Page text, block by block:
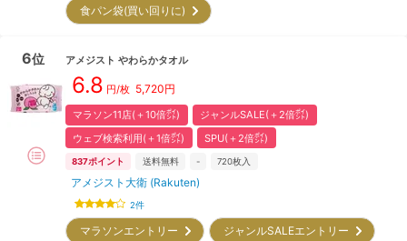
食パン袋(買い回りに)
6位 アメジスト やわらかタオル
6.8 円/枚 5,720円
マラソン11店(＋10倍㌽)
ジャンルSALE(＋2倍㌽)
ウェブ検索利用(＋1倍㌽)
SPU(＋2倍㌽)
837ポイント 送料無料 - 720枚入
アメジスト大衛 (Rakuten)
2件
マラソンエントリー ジャンルSALEエントリー